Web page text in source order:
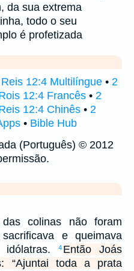
da sua extrema
todo o seu
é profetizada
12:4 Multilíngue • 2
12:4 Francês • 2
12:4 Chinês • 2
• Bible Hub
(Português) © 2012
colinas não foram
e queimava
idólatras.
4 Então Joás
“Ajuntai toda a prata